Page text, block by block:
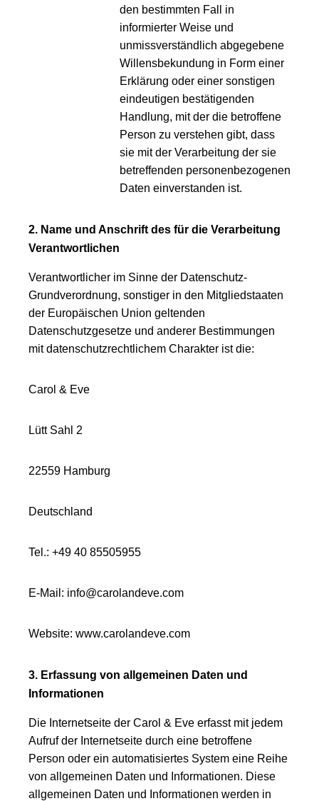
den bestimmten Fall in
informierter Weise und
unmissverständlich abgegebene
Willensbekundung in Form einer
Erklärung oder einer sonstigen
eindeutigen bestätigenden
Handlung, mit der die betroffene
Person zu verstehen gibt, dass
sie mit der Verarbeitung der sie
betreffenden personenbezogenen
Daten einverstanden ist.
2. Name und Anschrift des für die Verarbeitung
Verantwortlichen
Verantwortlicher im Sinne der Datenschutz-
Grundverordnung, sonstiger in den Mitgliedstaaten
der Europäischen Union geltenden
Datenschutzgesetze und anderer Bestimmungen
mit datenschutzrechtlichem Charakter ist die:
Carol & Eve
Lütt Sahl 2
22559 Hamburg
Deutschland
Tel.: +49 40 85505955
E-Mail: info@carolandeve.com
Website: www.carolandeve.com
3. Erfassung von allgemeinen Daten und
Informationen
Die Internetseite der Carol & Eve erfasst mit jedem
Aufruf der Internetseite durch eine betroffene
Person oder ein automatisiertes System eine Reihe
von allgemeinen Daten und Informationen. Diese
allgemeinen Daten und Informationen werden in